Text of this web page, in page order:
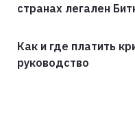
странах легален
Как и где платить
руководство